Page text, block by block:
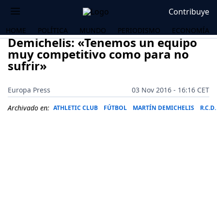
Contribuye
HOME POLÍTICA MUNDO PERIODISMO ECONOMÍA
Demichelis: «Tenemos un equipo
muy competitivo como para no
sufrir»
Europa Press
03 Nov 2016 - 16:16 CET
Archivado en: ATHLETIC CLUB FÚTBOL MARTÍN DEMICHELIS